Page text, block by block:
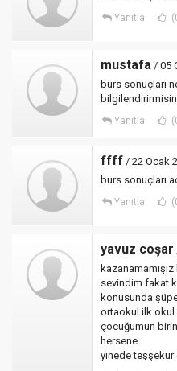
Yanıtla
mustafa / 05
burs sonuçları
Yanıtla
ffff / 22 Ocak
burs sonuçları
Yanıtla
yavuz coşar
sevindim fakat
konusunda
ortaokul ilk
çocuğumun
hersene
yinede teşşekür